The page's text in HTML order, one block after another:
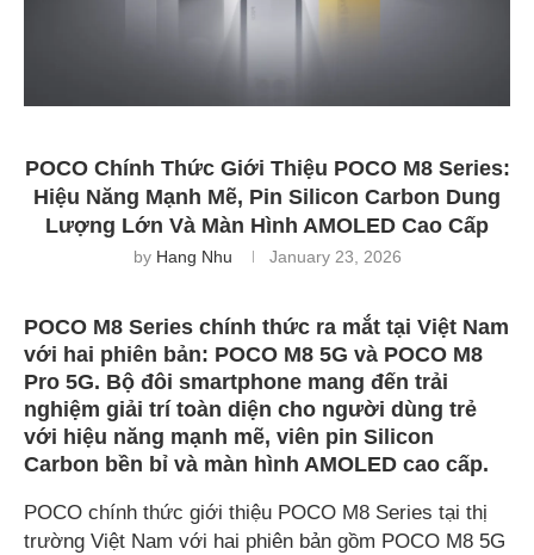
POCO Chính Thức Giới Thiệu POCO M8 Series:
Hiệu Năng Mạnh Mẽ, Pin Silicon Carbon Dung
Lượng Lớn Và Màn Hình AMOLED Cao Cấp
by Hang Nhu January 23, 2026
POCO M8 Series chính thức ra mắt tại Việt Nam
với hai phiên bản: POCO M8 5G và POCO M8
Pro 5G. Bộ đôi smartphone mang đến trải
nghiệm giải trí toàn diện cho người dùng trẻ
với hiệu năng mạnh mẽ, viên pin Silicon
Carbon bền bỉ và màn hình AMOLED cao cấp.
POCO chính thức giới thiệu POCO M8 Series tại thị
trường Việt Nam với hai phiên bản gồm POCO M8 5G